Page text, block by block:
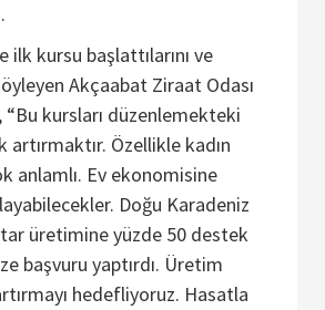
ilk kursu başlattılarını ve
Akçaabat Ziraat Odası
kursları düzenlemekteki
Özellikle kadın
anlamlı. Ev ekonomisine
Doğu Karadeniz
üretimine yüzde 50 destek
başvuru yaptırdı. Üretim
hedefliyoruz. Hasatla